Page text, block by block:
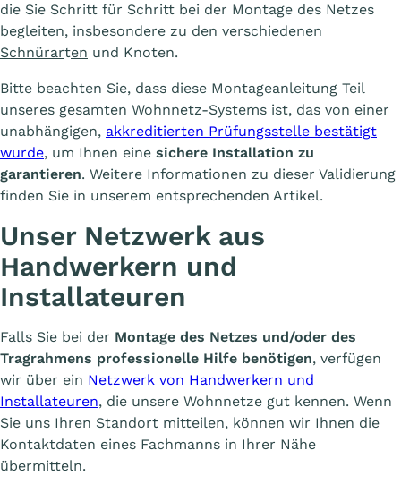
die Sie Schritt für Schritt bei der Montage des Netzes
begleiten, insbesondere zu den verschiedenen
Schnürarten und Knoten.
Bitte beachten Sie, dass diese Montageanleitung Teil
unseres gesamten Wohnnetz-Systems ist, das von einer
unabhängigen, akkreditierten Prüfungsstelle bestätigt
wurde, um Ihnen eine sichere Installation zu
garantieren. Weitere Informationen zu dieser Validierung
finden Sie in unserem entsprechenden Artikel.
Unser Netzwerk aus
Handwerkern und
Installateuren
Falls Sie bei der Montage des Netzes und/oder des
Tragrahmens professionelle Hilfe benötigen, verfügen
wir über ein Netzwerk von Handwerkern und
Installateuren, die unsere Wohnnetze gut kennen. Wenn
Sie uns Ihren Standort mitteilen, können wir Ihnen die
Kontaktdaten eines Fachmanns in Ihrer Nähe
übermitteln.